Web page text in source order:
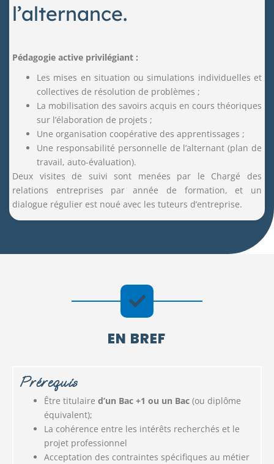
l’alternance.
Pédagogie active privilégiant :
Les mises en situation ou simulations individuelles et
collectives de résolution de problèmes ;
La mobilisation des savoirs acquis en cours théoriques
sur l’élaboration de projets ;
Une organisation coopérative des apprentissages ;
Une responsabilité personnelle de l’alternant (plan de
travail, auto-évaluation).
Deux visites de suivi sont menées par le Chargé des
relations entreprises par année de formation, et un
dialogue régulier est noué avec les tuteurs d’entreprise.
EN BREF
Prérequis
Être titulaire d’un Bac +1 ou un Bac (ou diplôme
équivalent);
La cohérence entre les intérêts recherchés et le
projet professionnel
Acceptation des contraintes spécifiques au métier